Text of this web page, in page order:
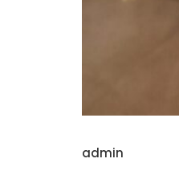
admin